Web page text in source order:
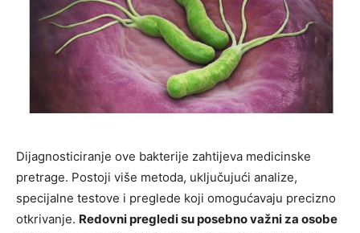
Dijagnosticiranje ove bakterije zahtijeva medicinske
pretrage. Postoji više metoda, uključujući analize,
specijalne testove i preglede koji omogućavaju precizno
otkrivanje. Redovni pregledi su posebno važni za osobe